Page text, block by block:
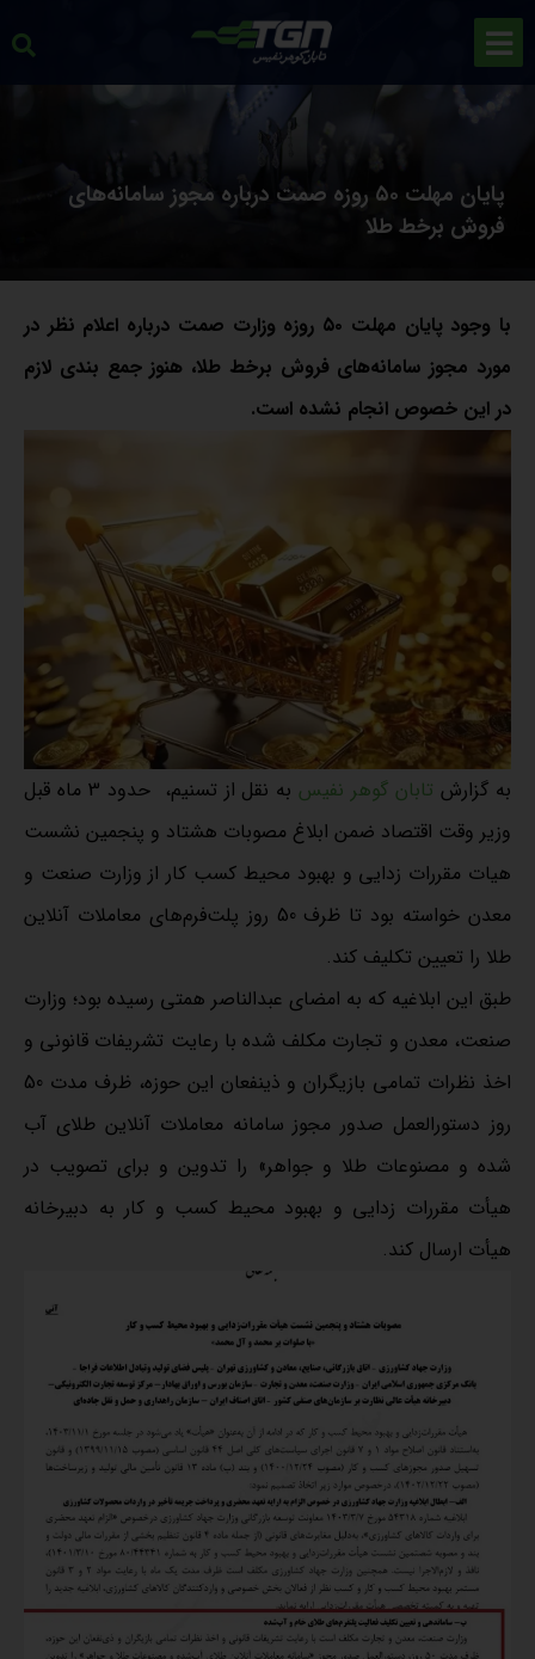
پایان مهلت ۵۰ روزه صمت درباره مجوز سامانه‌های
فروش برخط طلا
با وجود پایان مهلت ۵۰ روزه وزارت صمت درباره اعلام نظر در
مورد مجوز سامانه‌های فروش برخط طلا، هنوز جمع بندی لازم
در این خصوص انجام نشده است.
به گزارش تابان گوهر نفیس
به نقل از تسنیم، حدود 3 ماه قبل
وزیر وقت اقتصاد ضمن ابلاغ مصوبات هشتاد و پنجمین نشست
هیات مقررات زدایی و بهبود محیط کسب کار از وزارت صنعت و
معدن خواسته بود تا ظرف 50 روز پلت‌فرم‌های معاملات آنلاین
طلا را تعیین تکلیف کند.
طبق این ابلاغیه که به امضای عبدالناصر همتی رسیده بود؛ وزارت
صنعت، معدن و تجارت مکلف شده با رعایت تشریفات قانونی و
اخذ نظرات تمامی بازیگران و ذینفعان این حوزه، ظرف مدت 50
روز دستورالعمل صدور مجوز سامانه معاملات آنلاین طلای آب
شده و مصنوعات طلا و جواهر» را تدوین و برای تصویب در
هیأت مقررات زدایی و بهبود محیط کسب و کار به دبیرخانه
هیأت ارسال کند.